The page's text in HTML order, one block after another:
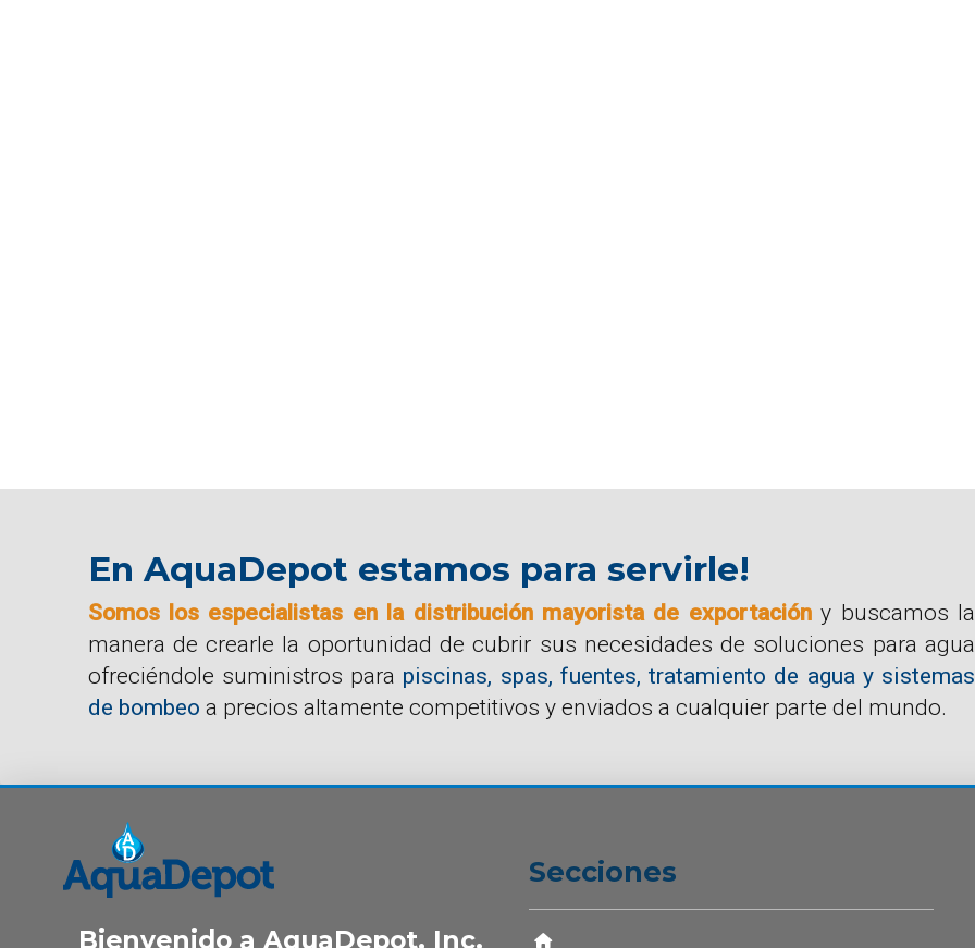
En AquaDepot estamos para servirle!
Somos los especialistas en la distribución mayorista de exportacióny buscamos la
manera de crearle la oportunidad de cubrir sus necesidades de soluciones para agua
ofreciéndole suministros para piscinas, spas, fuentes, tratamiento de agua y sistemas
de bombeo a precios altamente competitivos y enviados a cualquier parte del mundo.
Bienvenido a AquaDepot, Inc.
Secciones